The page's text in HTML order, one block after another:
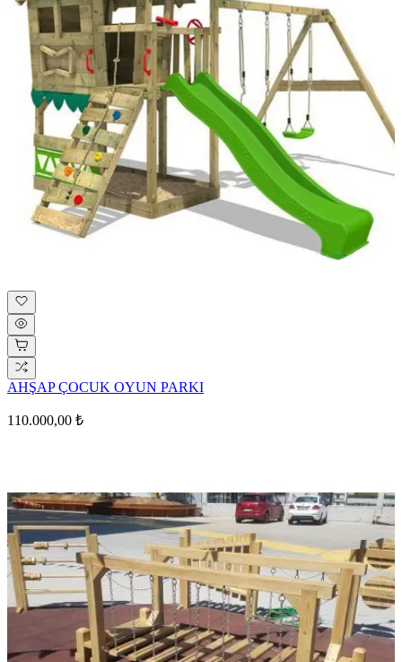
AHŞAP ÇOCUK OYUN PARKI
110.000,00 ₺